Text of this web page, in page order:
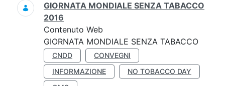
GIORNATA MONDIALE SENZA TABACCO
2016
Contenuto Web
GIORNATA MONDIALE SENZA TABACCO
CNDD
CONVEGNI
INFORMAZIONE
NO TOBACCO DAY